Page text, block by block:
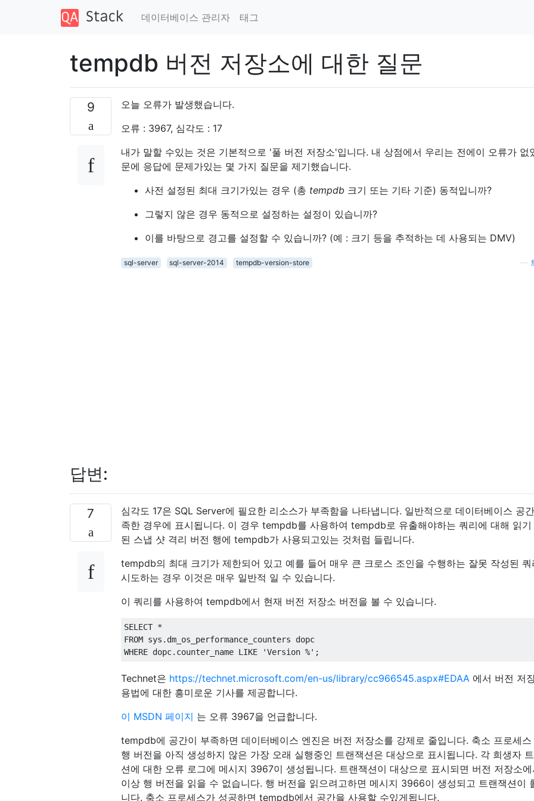
데이터베이스 관리자 태그
tempdb 버전 저장소에 대한 질문
9
오늘 오류가 발생했습니다.
오류 : 3967, 심각도 : 17
내가 말할 수있는 것은 기본적으로 '풀 버전 저장소'입니다. 내 상점에서 우리는 전에이 오류가 없
문에 응답에 문제가있는 몇 가지 질문을 제기했습니다.
사전 설정된 최대 크기가있는 경우 (총 tempdb 크기 또는 기타 기준) 동적입니까?
그렇지 않은 경우 동적으로 설정하는 설정이 있습니까?
이를 바탕으로 경고를 설정할 수 있습니까? (예 : 크기 등을 추적하는 데 사용되는 DMV)
sql-server sql-server-2014 tempdb-version-store
답변:
7
심각도 17은 SQL Server에 필요한 리소스가 부족함을 나타냅니다. 일반적으로 데이터베이스 공
족한 경우에 표시됩니다. 이 경우 tempdb를 사용하여 tempdb로 유출해야하는 쿼리에 대해 읽기
된 스냅 샷 격리 버전 행에 tempdb가 사용되고있는 것처럼 들립니다.
tempdb의 최대 크기가 제한되어 있고 예를 들어 매우 큰 크로스 조인을 수행하는 잘못 작성된 쿼
시도하는 경우 이것은 매우 일반적 일 수 있습니다.
이 쿼리를 사용하여 tempdb에서 현재 버전 저장소 버전을 볼 수 있습니다.
SELECT *
FROM sys .
WHERE dopc. counter_name LIKE 'Version %' ;
Technet은 https://technet.microsoft.com/en-us/library/cc966545.aspx#EDAA 에서 버전 저
용법에 대한 흥미로운 기사를 제공합니다.
이 MSDN 페이지 는 오류 3967을 언급합니다.
tempdb에 공간이 부족하면 데이터베이스 엔진은 버전 저장소를 강제로 줄입니다. 축소 프로세스
행 버전을 아직 생성하지 않은 가장 오래 실행중인 트랜잭션은 대상으로 표시됩니다. 각 희생자
션에 대한 오류 로그에 메시지 3967이 생성됩니다. 트랜잭션이 대상으로 표시되면 버전 저장소에
이상 행 버전을 읽을 수 없습니다. 행 버전을 읽으려고하면 메시지 3966이 생성되고 트랜잭션이
니다. 축소 프로세스가 성공하면 tempdb에서 공간을 사용할 수있게됩니다.